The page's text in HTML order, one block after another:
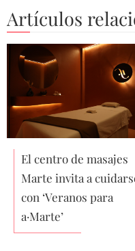
Artículos
El centro de masajes
Marte invita a
con ‘Veranos para
a·Marte’